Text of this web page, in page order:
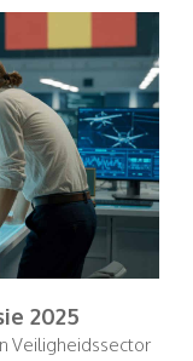
2025
Veiligheidssector